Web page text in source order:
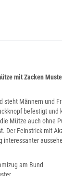
mit Zacken
steht Männern und
befestigt und
Mütze auch ohne
Der Feinstrick mit
interessanter
am Bund